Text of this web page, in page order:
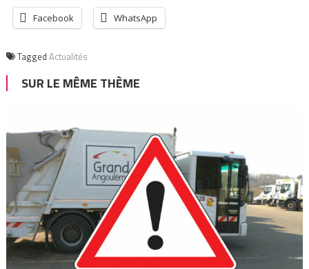
Facebook WhatsApp
Tagged Actualités
SUR LE MÊME THÈME